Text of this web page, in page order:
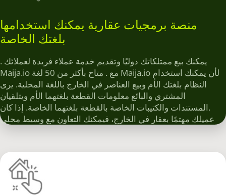
منصة برمجيات عقارية يمكنك استخدامها
بلغتك الخاصة
. يمكنك بيع ممتلكاتك دوليًا وتقديم خدمة عملاء فريدة لعملائك
Maija.io مع . متاح بأكثر من 50 لغة Maija.io لأن يمكنك استخدام
النظام بلغتك الأم وبيع العناصر في الخارج باللغة المحلية. يرى
المشتري والبائع معلومات القطعة بلغتهما الأم ويتلقيان
.المستندات والكتيبات الخاصة بالقطعة بلغتهما الخاصة. إذا كان
عميلك مهتمًا بعقار في الخارج، فيمكنك التعاون مع وسيط محلي